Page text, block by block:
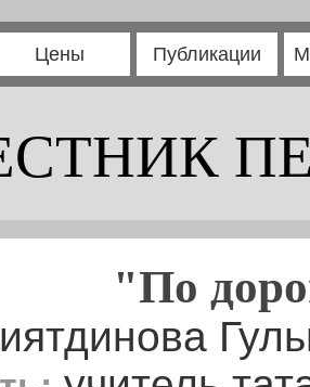
Цены Публикации
"По